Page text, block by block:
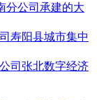
分公司承建的大
寿阳县城市集中
司张北数字经济